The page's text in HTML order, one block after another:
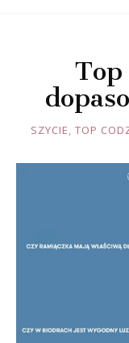
JOULE
SZYCIE, TOP